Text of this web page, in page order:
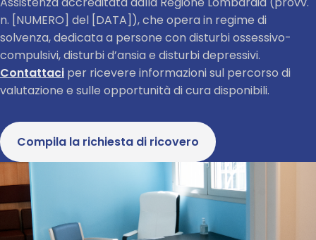
n. [NUMERO] del [DATA]), che opera in regime di
solvenza, dedicata a persone con disturbi ossessivo-
compulsivi, disturbi d’ansia e disturbi depressivi.
Contattaci per ricevere informazioni sul percorso di
valutazione e sulle opportunità di cura disponibili.
Compila la richiesta di ricovero (si apre in una